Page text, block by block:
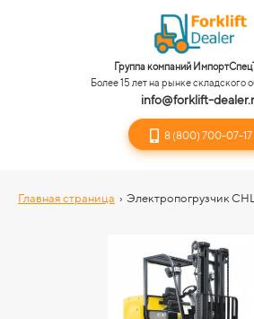
Группа компаний
Более 15 лет на рынке складского
info@forklift-
8 (800) 700-07-17
Главная страница › Электропогрузчик